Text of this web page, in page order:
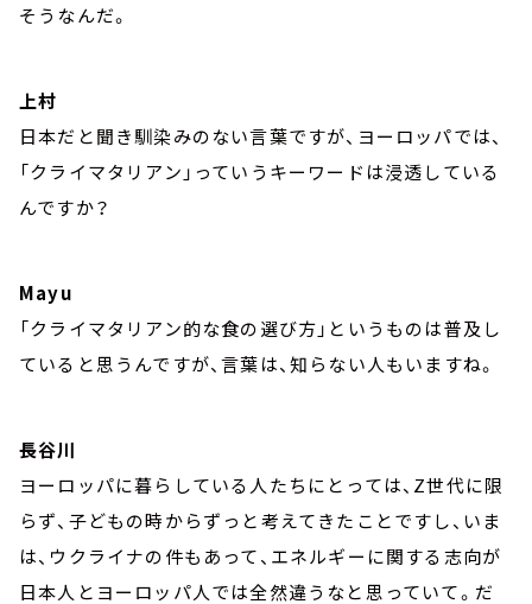
そうなんだ。
上村
日本だと聞き馴染みのない言葉ですが、ヨーロッパでは、
「クライマタリアン」っていうキーワードは浸透している
んですか？
Mayu
「クライマタリアン的な食の選び方」というものは普及し
ていると思うんですが、言葉は、知らない人もいますね。
長谷川
ヨーロッパに暮らしている人たちにとっては、Z世代に限
らず、子どもの時からずっと考えてきたことですし、いま
は、ウクライナの件もあって、エネルギーに関する志向が
日本人とヨーロッパ人では全然違うなと思っていて。だ